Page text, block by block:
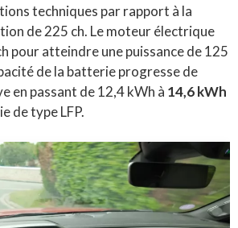
techniques par rapport à la
de 225 ch. Le moteur électrique
pour atteindre une puissance de 125
de la batterie progresse de
en passant de 12,4 kWh à 14,6 kWh
de type LFP.